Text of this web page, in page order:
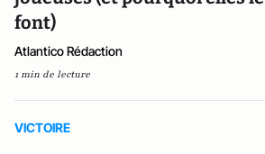
font)
Atlantico Rédaction
1 min de lecture
VICTOIRE